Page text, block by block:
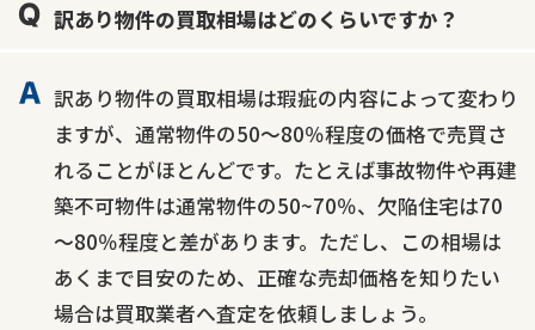
訳あり物件の買取相場はどのくらいですか？
訳あり物件の買取相場は瑕疵の内容によって変わり
ますが、通常物件の50～80％程度の価格で売買さ
れることがほとんどです。たとえば事故物件や再建
築不可物件は通常物件の50~70％、欠陥住宅は70
～80％程度と差があります。ただし、この相場は
あくまで目安のため、正確な売却価格を知りたい
場合は買取業者へ査定を依頼しましょう。